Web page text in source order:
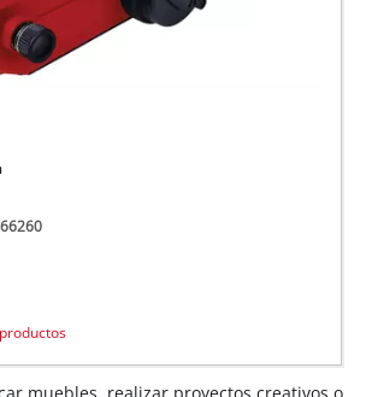
muebles, realizar proyectos creativos o